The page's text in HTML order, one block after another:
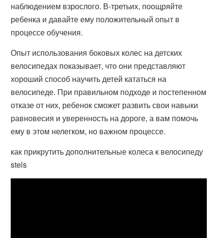
наблюдением взрослого. В-третьих, поощряйте
ребенка и давайте ему положительный опыт в
процессе обучения.
Опыт использования боковых колес на детских
велосипедах показывает, что они представляют
хороший способ научить детей кататься на
велосипеде. При правильном подходе и постепенном
отказе от них, ребенок сможет развить свои навыки
равновесия и уверенность на дороге, а вам помочь
ему в этом нелегком, но важном процессе.
как прикрутить дополнительные колеса к велосипеду
stels